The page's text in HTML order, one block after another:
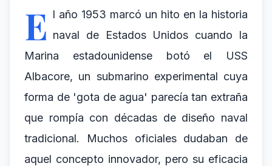
E l año 1953 marcó un hito en la historia
naval de Estados Unidos cuando la
Marina estadounidense botó el USS
Albacore, un submarino experimental cuya
forma de 'gota de agua' parecía tan extraña
que rompía con décadas de diseño naval
tradicional. Muchos oficiales dudaban de
aquel concepto innovador, pero su eficacia